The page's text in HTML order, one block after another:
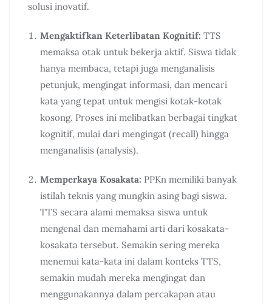
solusi inovatif.
Mengaktifkan Keterlibatan Kognitif: TTS
memaksa otak untuk bekerja aktif. Siswa tidak
hanya membaca, tetapi juga menganalisis
petunjuk, mengingat informasi, dan mencari
kata yang tepat untuk mengisi kotak-kotak
kosong. Proses ini melibatkan berbagai tingkat
kognitif, mulai dari mengingat (recall) hingga
menganalisis (analysis).
Memperkaya Kosakata: PPKn memiliki banyak
istilah teknis yang mungkin asing bagi siswa.
TTS secara alami memaksa siswa untuk
mengenal dan memahami arti dari kosakata-
kosakata tersebut. Semakin sering mereka
menemui kata-kata ini dalam konteks TTS,
semakin mudah mereka mengingat dan
menggunakannya dalam percakapan atau